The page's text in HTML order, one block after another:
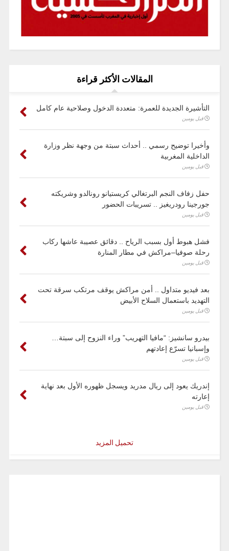
المقالات الأكثر قراءة
التأشيرة الجديدة للعمرة: متعددة الدخول وصلاحية عام كامل
قبل يومين
وأخيرا توضيح رسمي .. أحداث سبتة من وجهة نظر وزارة
الداخلية المغربية
قبل يومين
حفل زفاف النجم البرتغالي كريستيانو رونالدو وشريكته
جورجينا رودريغيز .. تسريبات الحضور
قبل يومين
فشل هبوط أول بسبب الرياح .. دقائق عصيبة عاشها ركاب
رحلة صوفيا–مراكش في مطار المنارة
قبل يومين
بعد فيديو متداول .. أمن مراكش يوقف مرتكب سرقة تحت
التهديد باستعمال السلاح الأبيض
قبل يومين
بيدرو سانشيز: “مافيا التهريب” وراء النزوح إلى سبتة…
وإسبانيا تسرّع إعادتهم
قبل يومين
إندريك يعود إلى ريال مدريد ويسجل ظهوره الأول بعد نهاية
إعارته
قبل يومين
تحميل المزيد